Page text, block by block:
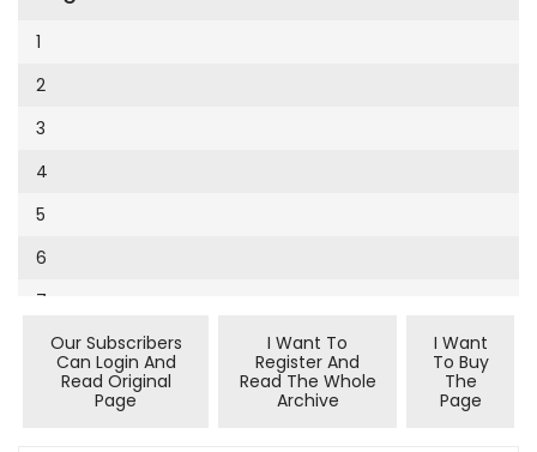
Cumhuriyet Sağlıklı Beslenme
Cumhuriyet Sokak
Cumhuriyet Spor
Cumhuriyet Strateji
Cumhuriyet Tarım
Cumhuriyet Yılbaşı
Çerçeve Eki
Dergi Eki
Ekonomi Eki
1994
9
10
11
12
13
14
15
16
1
2
3
4
5
6
7
Our Subscribers
Can Login And
Read Original
Page
I Want To
Register And
Read The Whole
Archive
I Want
To Buy
The
Page